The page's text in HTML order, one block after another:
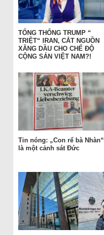
TỔNG THỐNG TRUMP “
TRIỆT“ IRAN, CẮT NGUỒN
XĂNG DẦU CHO CHẾ ĐỘ
CỘNG SẢN VIỆT NAM?!
Tin nóng: „Con rể bà Nhàn“
là một cảnh sát Đức